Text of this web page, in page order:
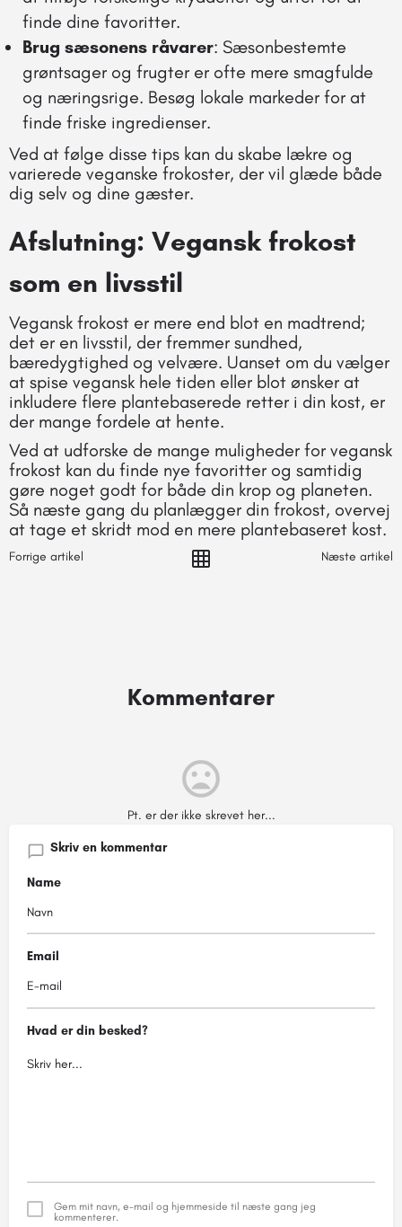
finde dine favoritter.
Brug sæsonens råvarer: Sæsonbestemte
grøntsager og frugter er ofte mere smagfulde
og næringsrige. Besøg lokale markeder for at
finde friske ingredienser.
Ved at følge disse tips kan du skabe lækre og
varierede veganske frokoster, der vil glæde både
dig selv og dine gæster.
Afslutning: Vegansk frokost
som en livsstil
Vegansk frokost er mere end blot en madtrend;
det er en livsstil, der fremmer sundhed,
bæredygtighed og velvære. Uanset om du vælger
at spise vegansk hele tiden eller blot ønsker at
inkludere flere plantebaserede retter i din kost, er
der mange fordele at hente.
Ved at udforske de mange muligheder for vegansk
frokost kan du finde nye favoritter og samtidig
gøre noget godt for både din krop og planeten.
Så næste gang du planlægger din frokost, overvej
at tage et skridt mod en mere plantebaseret kost.
Forrige artikel Næste artikel
Kommentarer
Pt. er der ikke skrevet her...
Skriv en kommentar
Name
Email
Hvad er din besked?
Gem mit navn, e-mail og hjemmeside til næste gang jeg
kommenterer.